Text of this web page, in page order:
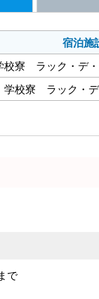
宿泊施
校寮 ラック・デ
学校寮 ラック・
で